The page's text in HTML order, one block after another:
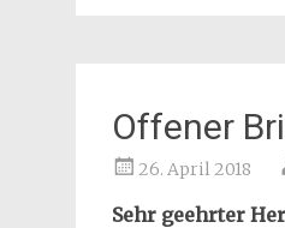
Offener
26. April 2018
Sehr geehrter